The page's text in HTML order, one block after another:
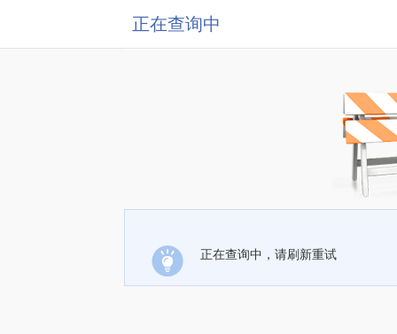
正在查询中
正在查询中，请刷新重试